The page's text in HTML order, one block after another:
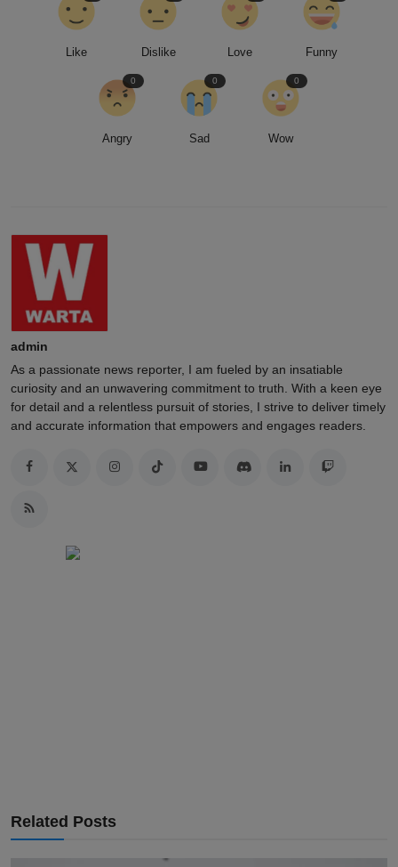
Like Dislike Love Funny
Angry
0
Sad
0
Wow
0
admin
As a passionate news reporter, I am fueled by an insatiable
curiosity and an unwavering commitment to truth. With a keen eye
for detail and a relentless pursuit of stories, I strive to deliver timely
and accurate information that empowers and engages readers.
Related Posts